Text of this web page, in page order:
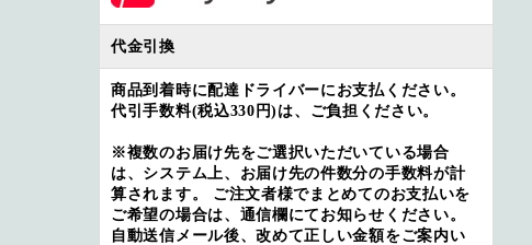
代金引換
商品到着時に配達ドライバーにお支払ください。
代引手数料(税込330円) は、ご負担ください。
※複数のお届け先をご選択いただいている場合
は、システム上、お届け先の件数分の手数料が計
算されます。 ご注文者様でまとめてのお支払いを
ご希望の場合は、通信欄にてお知らせください。
自動送信メール後、改めて正しい金額をご案内い